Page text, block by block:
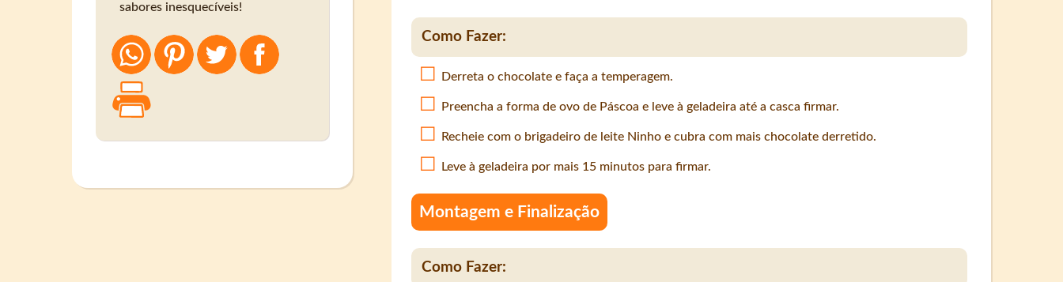
Como Fazer:
Derreta o chocolate e faça a temperagem.
Preencha a forma de ovo de Páscoa e leve à geladeira até a casca firmar.
Recheie com o brigadeiro de leite Ninho e cubra com mais chocolate derretido.
Leve à geladeira por mais 15 minutos para firmar.
Montagem e Finalização
Como Fazer:
sabores inesquecíveis!